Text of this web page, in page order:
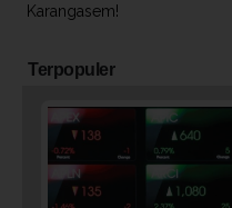
Karangasem!
Terpopuler